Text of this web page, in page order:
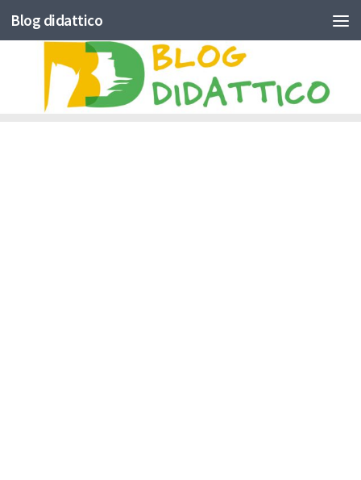
Skip to content
Blog didattico